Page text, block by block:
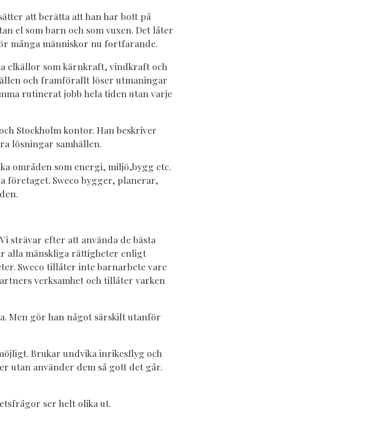
att berätta att han har bott på
el som barn och som vuxen. Det låter
många människor nu fortfarande.
elkällor som kärnkraft, vindkraft och
och framförallt löser utmaningar
rutinerat jobb hela tiden utan varje
Stockholm kontor. Han beskriver
lösningar samhällen.
områden som energi, miljö,bygg etc.
företaget. Sweco bygger, planerar,
strävar efter att använda de bästa
alla mänskliga rättigheter enligt
Sweco tillåter inte barnarbete vare
verksamhet och tillåter varken
Men gör han något särskilt utanför
Brukar undvika inrikesflyg och
utan använder dem så gott det går.
ser helt olika ut.